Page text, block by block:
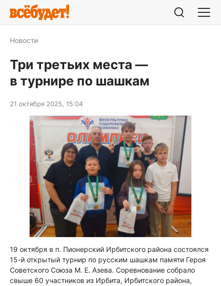
Новости
Три третьих места —
в турнире по шашкам
21 октября 2025, 15:04
19 октября в п. Пионерский Ирбитского района состоялся
15-й открытый турнир по русским шашкам памяти Героя
Советского Союза М. Е. Азева. Соревнование собрало
свыше 60 участников из Ирбита, Ирбитского района,